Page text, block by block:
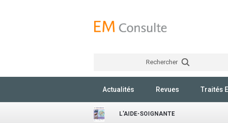
Rechercher
Actualités Revues Traités
L'AIDE-SOIGNANTE